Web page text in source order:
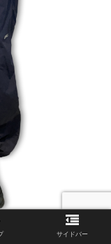
サイドバー